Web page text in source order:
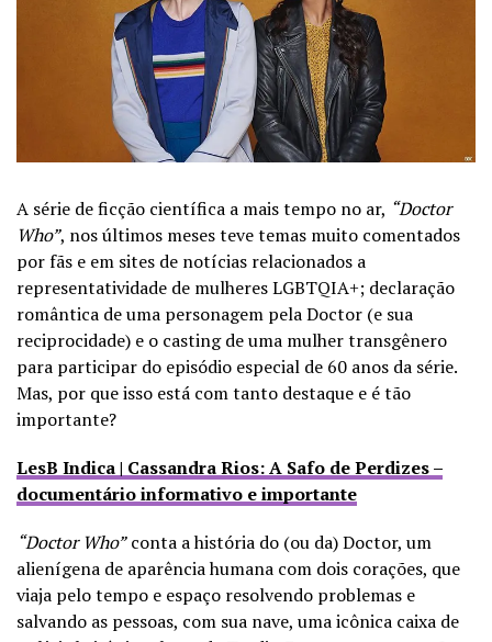
A série de ficção científica a mais tempo no ar, “Doctor
Who”, nos últimos meses teve temas muito comentados
por fãs e em sites de notícias relacionados a
representatividade de mulheres LGBTQIA+; declaração
romântica de uma personagem pela Doctor (e sua
reciprocidade) e o casting de uma mulher transgênero
para participar do episódio especial de 60 anos da série.
Mas, por que isso está com tanto destaque e é tão
importante?
LesB Indica | Cassandra Rios: A Safo de Perdizes –
documentário informativo e importante
“Doctor Who”conta a história do (ou da) Doctor, um
alienígena de aparência humana com dois corações, que
viaja pelo tempo e espaço resolvendo problemas e
salvando as pessoas, com sua nave, uma icônica caixa de